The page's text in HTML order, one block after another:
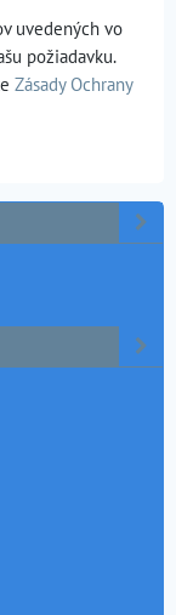
uvedených vo
požiadavku.
Zásady Ochrany